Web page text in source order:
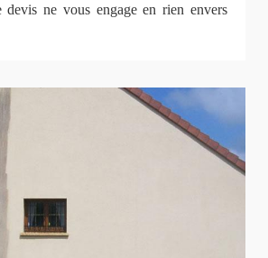
devis ne vous engage en rien envers